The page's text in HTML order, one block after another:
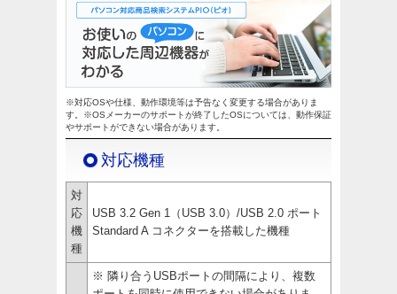
※対応OSや仕様、動作環境等は予告なく変更する場合がありま
す。※OSメーカーのサポートが終了したOSについては、動作保証
やサポートができない場合があります。
対応機種
対
応
機
種
USB 3.2 Gen 1（USB 3.0）/USB 2.0 ポート
Standard A コネクターを搭載した機種
※ 隣り合うUSBポートの間隔により、複数